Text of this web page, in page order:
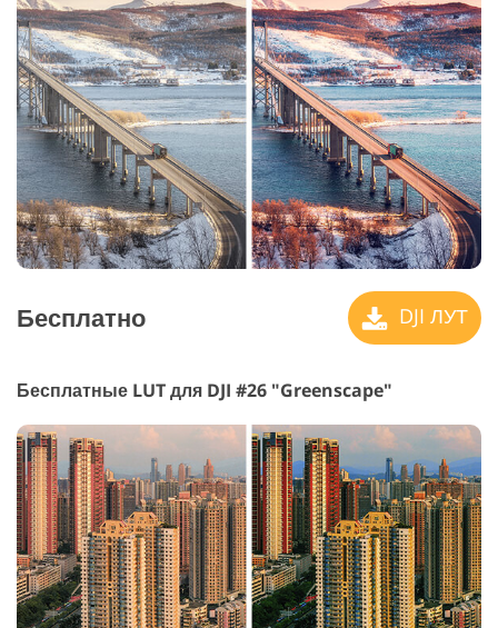
Бесплатно DJI ЛУТ
Бесплатные LUT для DJI #26 "Greenscape"